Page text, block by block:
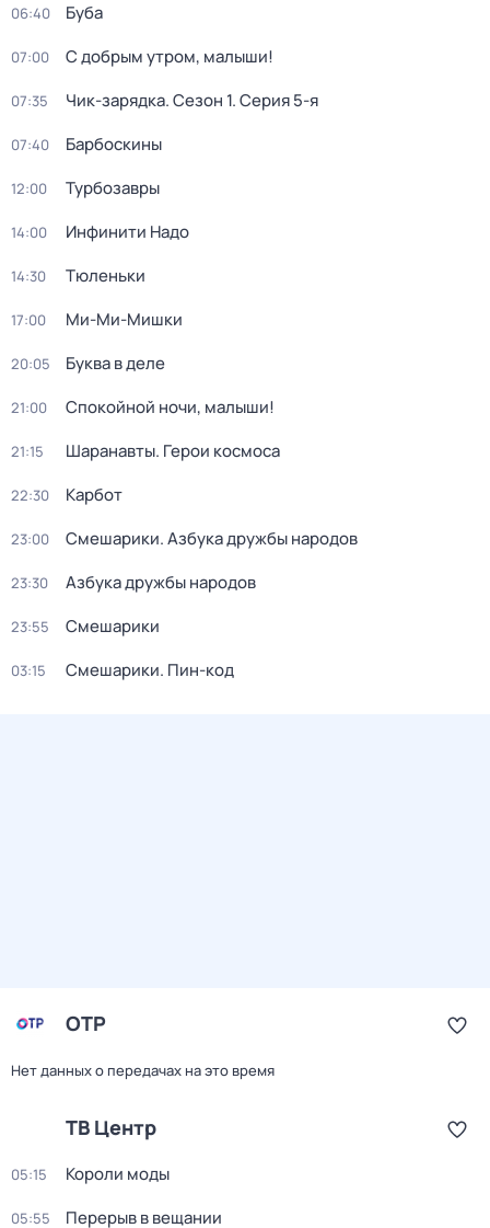
06:40 Буба
07:00 С добрым утром, малыши!
07:35 Чик-зарядка. Сезон 1. Серия 5-я
07:40 Барбоскины
12:00 Турбозавры
14:00 Инфинити Надо
14:30 Тюленьки
17:00 Ми-Ми-Мишки
20:05 Буква в деле
21:00 Спокойной ночи, малыши!
21:15 Шаранавты. Герои космоса
22:30 Карбот
23:00 Смешарики. Азбука дружбы народов
23:30 Азбука дружбы народов
23:55 Смешарики
03:15 Смешарики. Пин-код
ОТР
Нет данных о передачах на это время
ТВ Центр
05:15 Короли моды
05:55 Перерыв в вещании